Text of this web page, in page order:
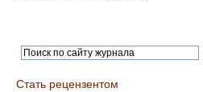
Стать рецензентом